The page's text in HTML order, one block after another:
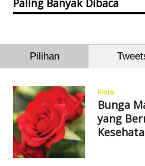
Pilihan
Flora
Bunga
yang